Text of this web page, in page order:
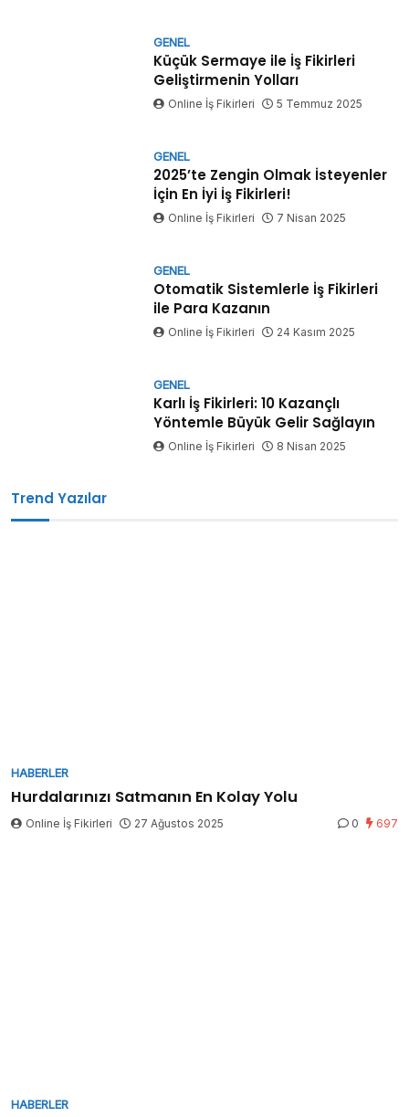
GENEL
Küçük Sermaye ile İş Fikirleri
Geliştirmenin Yolları
Online İş Fikirleri 5 Temmuz 2025
GENEL
2025’te Zengin Olmak İsteyenler
İçin En İyi İş Fikirleri!
Online İş Fikirleri 7 Nisan 2025
GENEL
Otomatik Sistemlerle İş Fikirleri
ile Para Kazanın
Online İş Fikirleri 24 Kasım 2025
GENEL
Karlı İş Fikirleri: 10 Kazançlı
Yöntemle Büyük Gelir Sağlayın
Online İş Fikirleri 8 Nisan 2025
Trend Yazılar
HABERLER
Hurdalarınızı Satmanın En Kolay Yolu
Online İş Fikirleri 27 Ağustos 2025 0 697
HABERLER